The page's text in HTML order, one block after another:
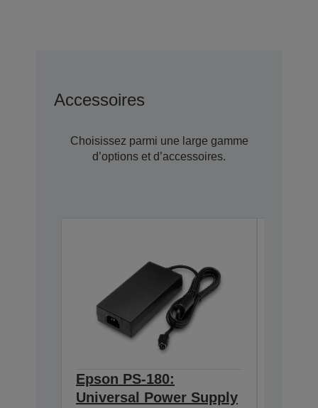
Accessoires
Choisissez parmi une large gamme
d’options et d’accessoires.
Epson PS-180:
Universal Power Supply